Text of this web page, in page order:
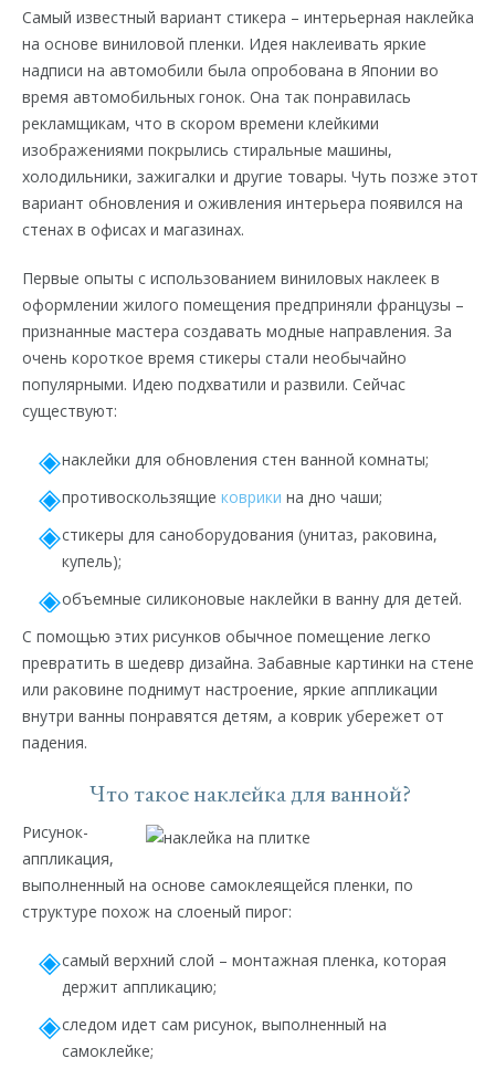
Самый известный вариант стикера – интерьерная наклейка
на основе виниловой пленки. Идея наклеивать яркие
надписи на автомобили была опробована в Японии во
время автомобильных гонок. Она так понравилась
рекламщикам, что в скором времени клейкими
изображениями покрылись стиральные машины,
холодильники, зажигалки и другие товары. Чуть позже этот
вариант обновления и оживления интерьера появился на
стенах в офисах и магазинах.
Первые опыты с использованием виниловых наклеек в
оформлении жилого помещения предприняли французы –
признанные мастера создавать модные направления. За
очень короткое время стикеры стали необычайно
популярными. Идею подхватили и развили. Сейчас
существуют:
наклейки для обновления стен ванной комнаты;
противоскользящие коврики на дно чаши;
стикеры для саноборудования (унитаз, раковина,
купель);
объемные силиконовые наклейки в ванну для детей.
С помощью этих рисунков обычное помещение легко
превратить в шедевр дизайна. Забавные картинки на стене
или раковине поднимут настроение, яркие аппликации
внутри ванны понравятся детям, а коврик убережет от
падения.
Что такое наклейка для ванной?
Рисунок-
аппликация,
выполненный на основе самоклеящейся пленки, по
структуре похож на слоеный пирог:
самый верхний слой – монтажная пленка, которая
держит аппликацию;
следом идет сам рисунок, выполненный на
самоклейке;